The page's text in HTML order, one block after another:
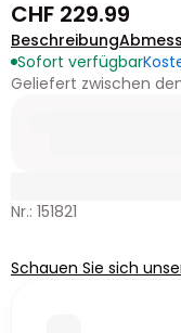
CHF 229.99
Beschreibung
Sofort verfügbar
Geliefert zwischen
Nr.: 151821
Schauen Sie sich